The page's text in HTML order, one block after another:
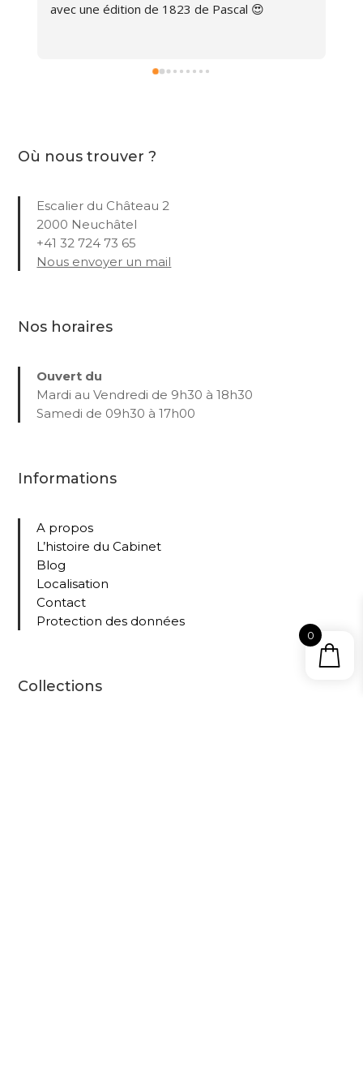
avec une édition de 1823 de Pascal 😍
Où nous trouver ?
Escalier du Château 2
2000 Neuchâtel
+41 32 724 73 65
Nous envoyer un mail
Nos horaires
Ouvert du
Mardi au Vendredi de 9h30 à 18h30
Samedi de 09h30 à 17h00
Informations
A propos
L’histoire du Cabinet
Blog
Localisation
Contact
Protection des données
Collections
0